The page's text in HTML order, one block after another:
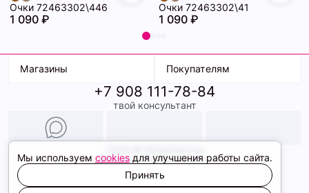
Очки 72463302\446
1 090 ₽
Очки 72463302\41
1 090 ₽
Магазины
ТК Терминал
ТРК Континент
Покупателям
Доставка
Условия оплаты
Образы
+7 908 111-78-84
твой консультант
Политика конфиденциальности
Соглашение cookie
Сайт создали
Мы используем cookies для улучшения работы сайта.
Принять